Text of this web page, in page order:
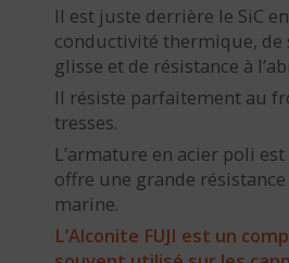
Il est juste derrière le SiC
conductivité thermique, de
glisse et de résistance à
Il résiste parfaitement au
tresses.
L’armature en acier poli
offre une grande
marine.
L’Alconite FUJI est un